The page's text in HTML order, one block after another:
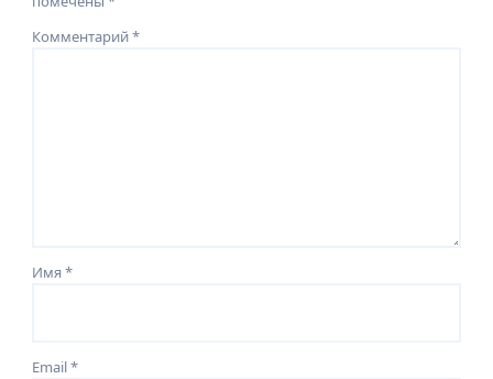
Комментарий*
Имя*
Email*